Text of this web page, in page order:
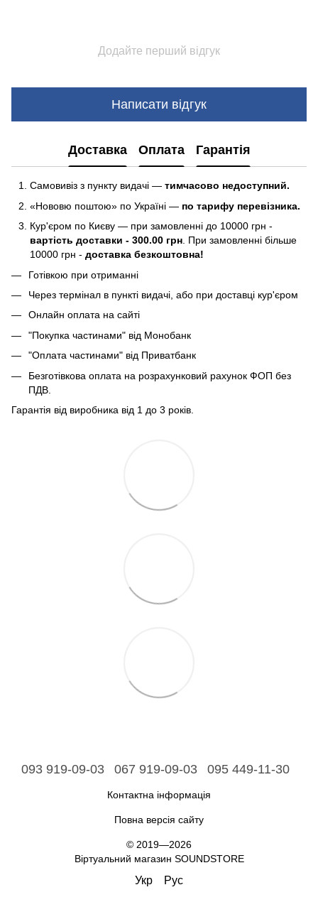
Додайте перший відгук
Написати відгук
Доставка Оплата Гарантія
Самовивіз з пункту видачі — тимчасово недоступний.
«Нововю поштою» по Україні — по тарифу перевізника.
Кур'єром по Києву — при замовленні до 10000 грн -
вартість доставки - 300.00 грн. При замовленні більше
10000 грн - доставка безкоштовна!
Готівкою при отриманні
Через термінал в пункті видачі, або при доставці кур'єром
Онлайн оплата на сайті
"Покупка частинами" від Монобанк
"Оплата частинами" від Приватбанк
Безготівкова оплата на розрахунковий рахунок ФОП без
ПДВ.
Гарантія від виробника від 1 до 3 років.
093 919-09-03 067 919-09-03 095 449-11-30
Контактна інформація
Повна версія сайту
© 2019—2026
Віртуальний магазин SOUNDSTORE
Укр Рус